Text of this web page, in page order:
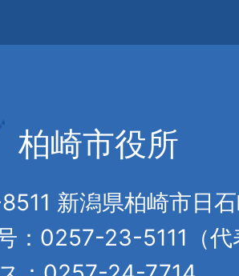
柏崎市役所
新潟県柏崎市日
：0257-23-5111（代